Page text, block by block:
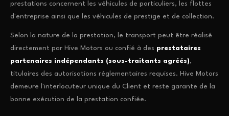
prestations concernent les véhicules de particuliers, les flottes
d'entreprise ainsi que les véhicules de prestige et de collection.
Selon la nature de la prestation, le transport peut être réalisé
directement par Hive Motors ou confié à des prestataires
partenaires indépendants (sous-traitants agréés),
titulaires des autorisations réglementaires requises. Hive Motors
demeure l'interlocuteur unique du Client et reste garante de la
bonne exécution de la prestation confiée.